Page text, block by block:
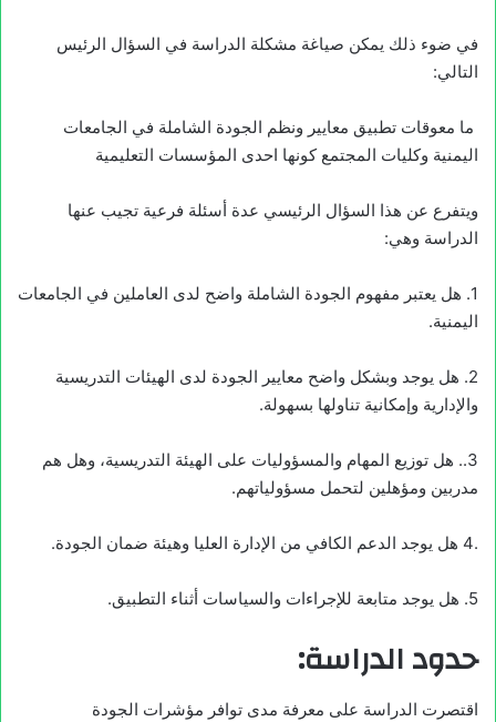
في ضوء ذلك يمكن صياغة مشكلة الدراسة في السؤال الرئيس
التالي:
ما معوقات تطبيق معايير ونظم الجودة الشاملة في الجامعات
اليمنية وكليات المجتمع كونها احدى المؤسسات التعليمية
ويتفرع عن هذا السؤال الرئيسي عدة أسئلة فرعية تجيب عنها
الدراسة وهي:
1. هل يعتبر مفهوم الجودة الشاملة واضح لدى العاملين في الجامعات
اليمنية.
2. هل يوجد وبشكل واضح معايير الجودة لدى الهيئات التدريسية
والإدارية وإمكانية تناولها بسهولة.
3.. هل توزيع المهام والمسؤوليات على الهيئة التدريسية، وهل هم
مدربين ومؤهلين لتحمل مسؤولياتهم.
.4 هل يوجد الدعم الكافي من الإدارة العليا وهيئة ضمان الجودة.
5. هل يوجد متابعة للإجراءات والسياسات أثناء التطبيق.
حدود الدراسة:
اقتصرت الدراسة على معرفة مدى توافر مؤشرات الجودة